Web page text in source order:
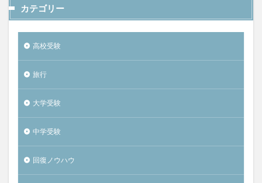
カテゴリー
高校受験
旅行
大学受験
中学受験
回復ノウハウ